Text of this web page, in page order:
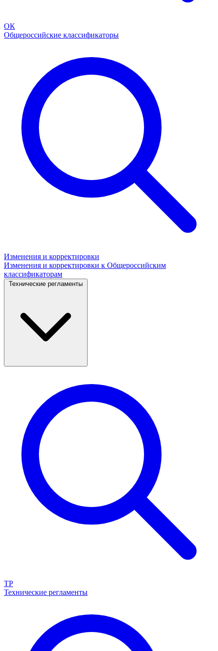
ОК
Общероссийские классификаторы
Изменения и корректировки
Изменения и корректировки к Общероссийским
классификаторам
Технические регламенты
ТР
Технические регламенты